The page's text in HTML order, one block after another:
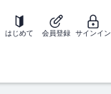
はじめて 会員登録 サインイン